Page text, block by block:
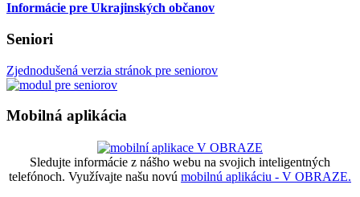
Informácie pre Ukrajinských občanov
Seniori
Zjednodušená verzia stránok pre seniorov
Mobilná aplikácia
Sledujte informácie z nášho webu na svojich inteligentných
telefónoch. Využívajte našu novú mobilnú aplikáciu - V OBRAZE.